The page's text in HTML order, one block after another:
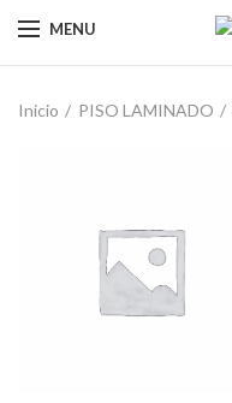
MENU
Inicio PISO LAMINADO